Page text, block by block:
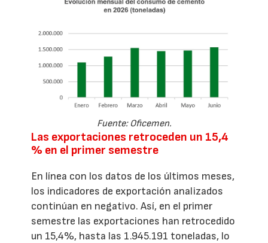
Fuente: Oficemen.
Las exportaciones retroceden un 15,4
% en el primer semestre
En línea con los datos de los últimos meses,
los indicadores de exportación analizados
continúan en negativo. Así, en el primer
semestre las exportaciones han retrocedido
un 15,4%, hasta las 1.945.191 toneladas, lo